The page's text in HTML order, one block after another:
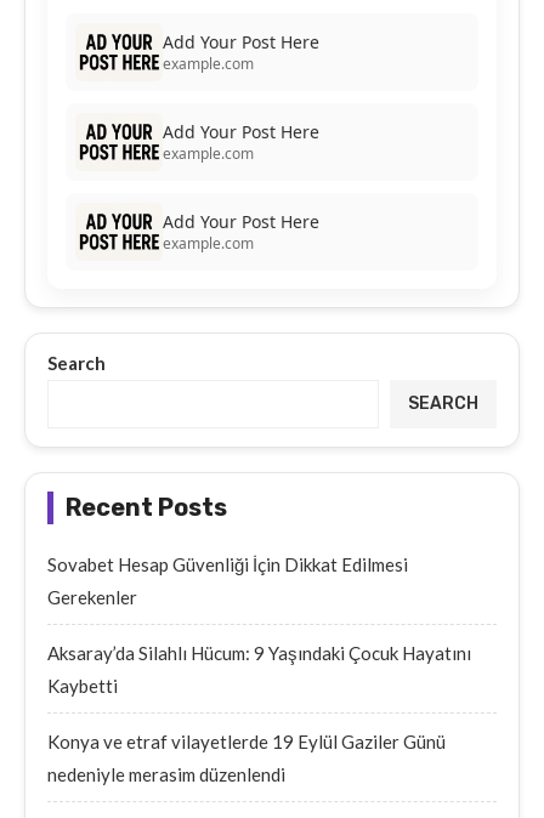
Add Your Post Here
example.com
Add Your Post Here
example.com
Add Your Post Here
example.com
Search
SEARCH
Recent Posts
Sovabet Hesap Güvenliği İçin Dikkat Edilmesi
Gerekenler
Aksaray’da Silahlı Hücum: 9 Yaşındaki Çocuk Hayatını
Kaybetti
Konya ve etraf vilayetlerde 19 Eylül Gaziler Günü
nedeniyle merasim düzenlendi